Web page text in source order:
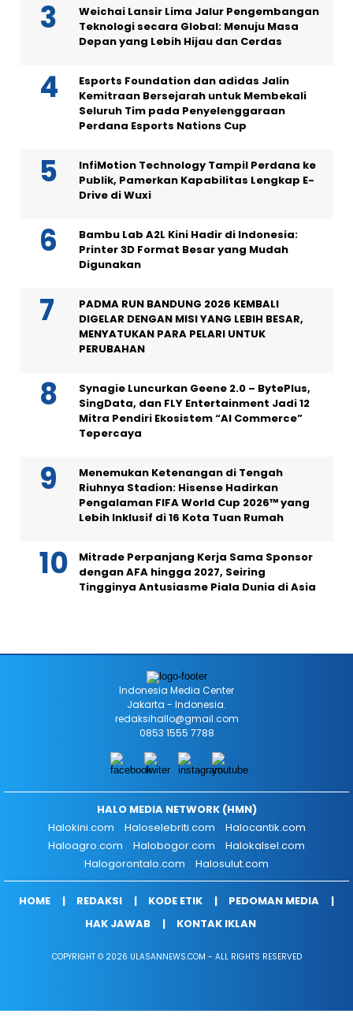
Weichai Lansir Lima Jalur Pengembangan
Teknologi secara Global: Menuju Masa
Depan yang Lebih Hijau dan Cerdas
Esports Foundation dan adidas Jalin
Kemitraan Bersejarah untuk Membekali
Seluruh Tim pada Penyelenggaraan
Perdana Esports Nations Cup
InfiMotion Technology Tampil Perdana ke
Publik, Pamerkan Kapabilitas Lengkap E-
Drive di Wuxi
Bambu Lab A2L Kini Hadir di Indonesia:
Printer 3D Format Besar yang Mudah
Digunakan
PADMA RUN BANDUNG 2026 KEMBALI
DIGELAR DENGAN MISI YANG LEBIH BESAR,
MENYATUKAN PARA PELARI UNTUK
PERUBAHAN
Synagie Luncurkan Geene 2.0 – BytePlus,
SingData, dan FLY Entertainment Jadi 12
Mitra Pendiri Ekosistem “AI Commerce”
Tepercaya
Menemukan Ketenangan di Tengah
Riuhnya Stadion: Hisense Hadirkan
Pengalaman FIFA World Cup 2026™ yang
Lebih Inklusif di 16 Kota Tuan Rumah
Mitrade Perpanjang Kerja Sama Sponsor
dengan AFA hingga 2027, Seiring
Tingginya Antusiasme Piala Dunia di Asia
Indonesia Media Center
Jakarta - Indonesia.
redaksihallo@gmail.com
0853 1555 7788
HALO MEDIA NETWORK (HMN)
Halokini.com
Haloselebriti.com
Halocantik.com
Haloagro.com
Halobogor.com
Halokalsel.com
Halogorontalo.com
Halosulut.com
HOME REDAKSI KODE ETIK
PEDOMAN MEDIA
HAK JAWAB
KONTAK IKLAN
COPYRIGHT © 2026 ULASANNEWS.COM - ALL RIGHTS RESERVED